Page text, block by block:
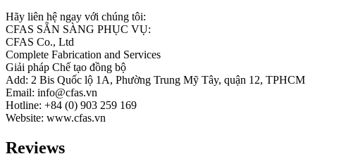
Hãy liên hệ ngay với chúng tôi:
CFAS SẴN SÀNG PHỤC VỤ:
CFAS Co., Ltd
Complete Fabrication and Services
Giải pháp Chế tạo đồng bộ
Add: 2 Bis Quốc lộ 1A, Phường Trung Mỹ Tây, quận 12, TPHCM
Email: info@cfas.vn
Hotline: +84 (0) 903 259 169
Website: www.cfas.vn
Reviews